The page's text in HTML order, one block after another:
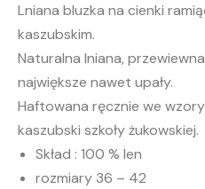
Lniana bluzka na cienki
kaszubskim.
Naturalna lniana,
największe nawet upały.
Haftowana ręcznie we
kaszubski szkoły żukowskiej.
Skład : 100 % len
rozmiary 36 – 42